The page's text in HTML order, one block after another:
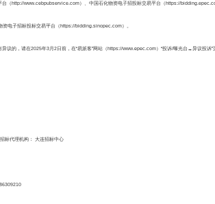
台（http://www.cebpubservice.com）、中国石化物资电子招投标交易平台（https://
资电子招标投标交易平台（https://bidding.sinopec.com）。
议的，请在2025年3月2日前，在“易派客”网站（https://www.epec.com）“投诉/曝光台→异议投诉”
标代理机构： 大连招标中心